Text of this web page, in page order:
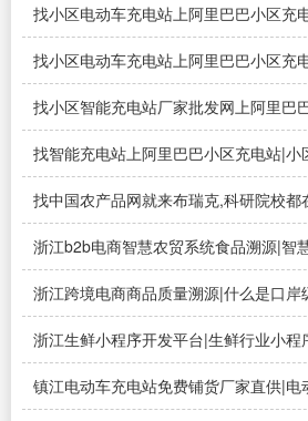
找小区电动车充电站上阿里巴巴小区充
动车充电站到底如何？一般1元充多少小
找小区电动车充电站上阿里巴巴小区充
电站有哪些？小区电动车用的那种？
找小区智能充电站厂家批发网上阿里巴
全球领先采购平台|似阿里巴巴平台,可
供货的是什么？
找智能充电站上阿里巴巴小区充电站|小
电站怎么代理加盟
找中国农产品网就来布瑞克,科研院校都
国果蔬类农产品销售数据在哪查，
浙江b2b电商智慧农贸系统食品溯源|智
么概念？——溯源系统
浙江跨境电商商品质量溯源|什么是口岸
有溯源证书的奶粉是否可靠——溯源系
浙江生鲜小程序开发平台|生鲜行业小程
些基础功能?
镇江电动车充电站免费铺货厂家直供|电
费铺货是真的吗?